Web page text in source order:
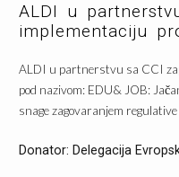
ALDI u
implementaciju
ALDI u partnerstvu sa CCI
pod nazivom: EDU& JOB:
snage zagovaranjem
Donator: Delegacija